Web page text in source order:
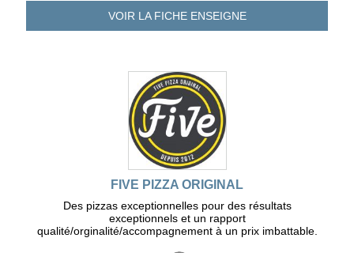
VOIR LA FICHEENSEIGNE
FIVE PIZZA ORIGINAL
Des pizzas exceptionnelles pour des résultats
exceptionnels et un rapport
qualité/orginalité/accompagnement à un prix imbattable.